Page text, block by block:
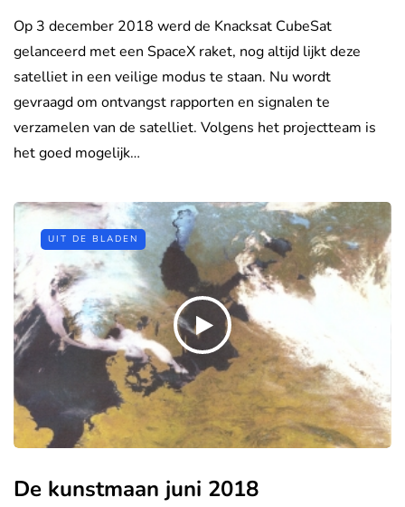
Op 3 december 2018 werd de Knacksat CubeSat
gelanceerd met een SpaceX raket, nog altijd lijkt deze
satelliet in een veilige modus te staan. Nu wordt
gevraagd om ontvangst rapporten en signalen te
verzamelen van de satelliet. Volgens het projectteam is
het goed mogelijk…
UIT DE BLADEN
De kunstmaan juni 2018